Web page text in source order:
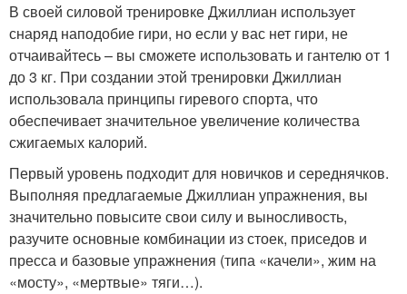
В своей силовой тренировке Джиллиан использует
снаряд наподобие гири, но если у вас нет гири, не
отчаивайтесь – вы сможете использовать и гантелю от 1
до 3 кг. При создании этой тренировки Джиллиан
использовала принципы гиревого спорта, что
обеспечивает значительное увеличение количества
сжигаемых калорий.
Первый уровень подходит для новичков и середнячков.
Выполняя предлагаемые Джиллиан упражнения, вы
значительно повысите свои силу и выносливость,
разучите основные комбинации из стоек, приседов и
пресса и базовые упражнения (типа «качели», жим на
«мосту», «мертвые» тяги…).